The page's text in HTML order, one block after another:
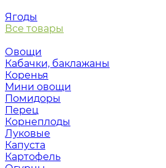
Ягоды
Все товары
Овощи
Кабачки, баклажаны
Коренья
Мини овощи
Помидоры
Перец
Корнеплоды
Луковые
Капуста
Картофель